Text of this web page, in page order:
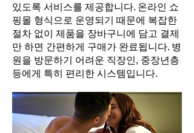
있도록 서비스를 제공합니다. 온라인 쇼
핑몰 형식으로 운영되기 때문에 복잡한
절차 없이 제품을 장바구니에 담고 결제
만 하면 간편하게 구매가 완료됩니다. 병
원을 방문하기 어려운 직장인, 중장년층
등에게 특히 편리한 시스템입니다.